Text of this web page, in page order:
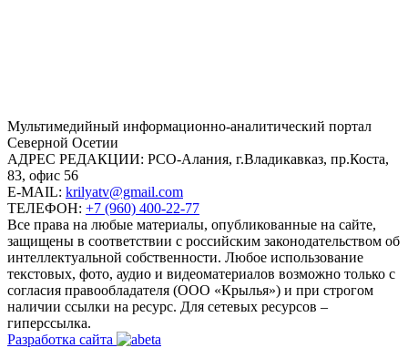
Mультимедийный информационно-аналитический портал
Северной Осетии
АДРЕС РЕДАКЦИИ: РСО-Алания, г.Владикавказ, пр.Коста,
83, офис 56
E-MAIL: krilyatv@gmail.com
ТЕЛЕФОН: +7 (960) 400-22-77
Все права на любые материалы, опубликованные на сайте,
защищены в соответствии с российским законодательством об
интеллектуальной собственности. Любое использование
текстовых, фото, аудио и видеоматериалов возможно только с
согласия правообладателя (ООО «Крылья») и при строгом
наличии ссылки на ресурс. Для сетевых ресурсов –
гиперссылка.
Разработка сайта